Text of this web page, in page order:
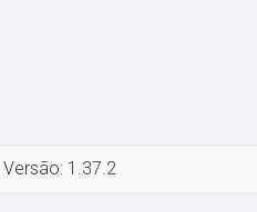
1.37.2